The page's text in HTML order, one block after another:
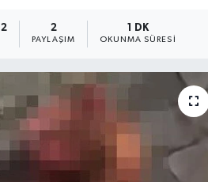
2
PAYLAŞIM
1 DK
OKUNMA SÜRESI